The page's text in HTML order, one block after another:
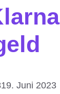
19. Juni 2023